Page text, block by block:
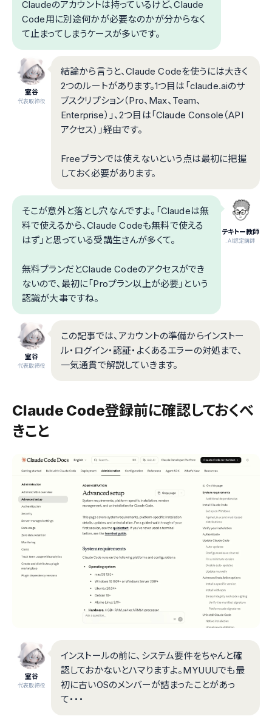
Claudeのアカウントは持っているけど、Claude
Code用に別途何かが必要なのかが分からなく
て止まってしまうケースが多いです。
室谷
代表取締役
結論から言うと、Claude Codeを使うには大きく
2つのルートがあります。1つ目は「claude.aiのサ
ブスクリプション（Pro、Max、Team、
Enterprise）」、2つ目は「Claude Console（API
アクセス）」経由です。
Freeプランでは使えないという点は最初に把握
しておく必要があります。
テキトー教師
.AI認定講師
そこが意外と落とし穴なんですよ。「Claudeは無
料で使えるから、Claude Codeも無料で使える
はず」と思っている受講生さんが多くて。
無料プランだとClaude Codeのアクセスができ
ないので、最初に「Proプラン以上が必要」という
認識が大事ですね。
室谷
代表取締役
この記事では、アカウントの準備からインストー
ル・ログイン・認証・よくあるエラーの対処まで、
一気通貫で解説していきます。
Claude Code登録前に確認しておくべ
きこと
室谷
代表取締役
インストールの前に、システム要件をちゃんと確
認しておかないとハマりますよ。MYUUUでも最
初に古いOSのメンバーが詰まったことがあっ
て・・・